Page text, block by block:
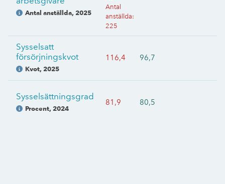
Antal anställda, 2025
Antal
anställda:
225
Sysselsatt
försörjningskvot
Kvot, 2025
116,4 96,7
Sysselsättningsgrad
Procent, 2024
81,9 80,5